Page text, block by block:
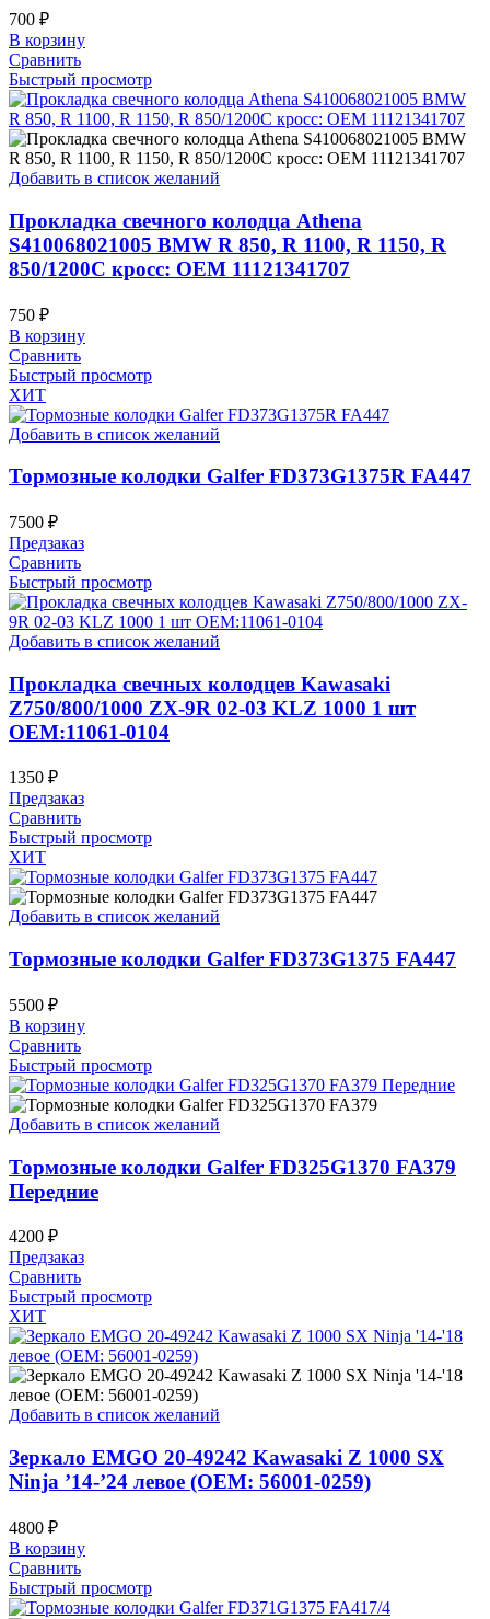
700 ₽
В корзину
Сравнить
Быстрый просмотр
Добавить в список желаний
Прокладка свечного колодца Athena
S410068021005 BMW R 850, R 1100, R 1150, R
850/1200C кросс: OEM 11121341707
750 ₽
В корзину
Сравнить
Быстрый просмотр
ХИТ
Добавить в список желаний
Тормозные колодки Galfer FD373G1375R FA447
7500 ₽
Предзаказ
Сравнить
Быстрый просмотр
Добавить в список желаний
Прокладка свечных колодцев Kawasaki
Z750/800/1000 ZX-9R 02-03 KLZ 1000 1 шт
OEM:11061-0104
1350 ₽
Предзаказ
Сравнить
Быстрый просмотр
ХИТ
Добавить в список желаний
Тормозные колодки Galfer FD373G1375 FA447
5500 ₽
В корзину
Сравнить
Быстрый просмотр
Добавить в список желаний
Тормозные колодки Galfer FD325G1370 FA379
Передние
4200 ₽
Предзаказ
Сравнить
Быстрый просмотр
ХИТ
Добавить в список желаний
Зеркало EMGO 20-49242 Kawasaki Z 1000 SX
Ninja ’14-’24 левое (OEM: 56001-0259)
4800 ₽
В корзину
Сравнить
Быстрый просмотр